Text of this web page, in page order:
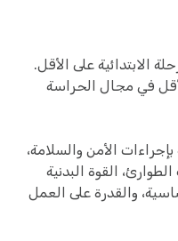
الابتدائية على الأقل.
في مجال الحراسة
الأمن والسلامة،
القوة البدنية
والقدرة على العمل